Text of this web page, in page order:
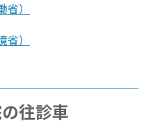
）
）
往診車